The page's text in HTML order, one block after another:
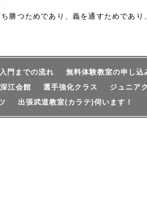
勝つためであり、義を通すためであ
入門までの流れ 無料体験教室の申し込
江会館 選手強化クラス ジュニア
出張武道教室(カラテ)伺います！